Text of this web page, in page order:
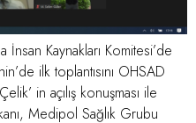
İnsan Kaynakları Komitesi’de
ilk toplantısını OHSAD
in açılış konuşması ile
Medipol Sağlık Grubu